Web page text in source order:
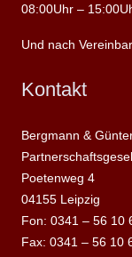
08:00Uhr –
Und nach
Kontakt
Bergmann &
Poetenweg 4
04155 Leipzig
Fon: 0341 – 56 10
Fax: 0341 – 56 10